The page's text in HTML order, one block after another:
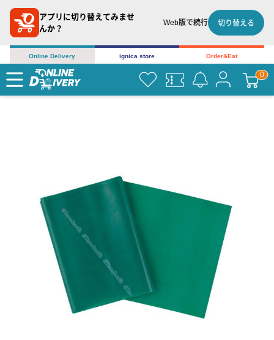
アプリに切り替えてみませ
んか？
Web版で続行 切り替える
Online Delivery ignica store Order&Eat